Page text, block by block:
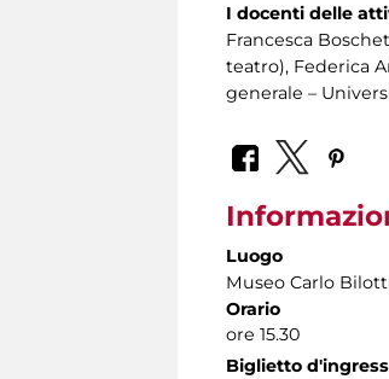
I docenti delle
Francesca
teatro), Federica
generale –
Luogo
Museo Carlo
Orario
ore 15.30
Biglietto